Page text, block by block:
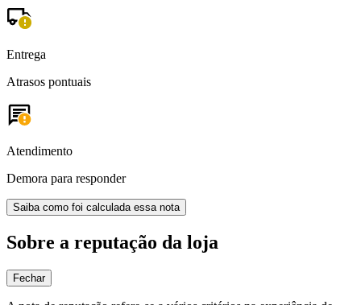
Entrega
Atrasos pontuais
Atendimento
Demora para responder
Saiba como foi calculada essa nota
Sobre a reputação da loja
Fechar